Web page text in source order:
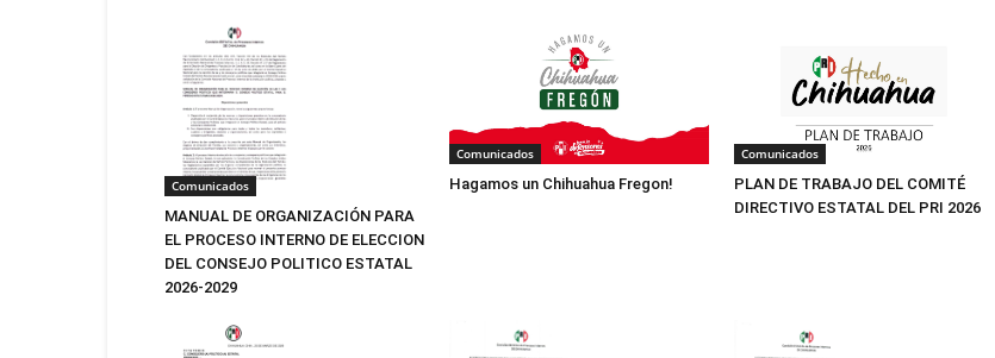
Comunicados
MANUAL DE ORGANIZACIÓN PARA
EL PROCESO INTERNO DE ELECCION
DEL CONSEJO POLITICO ESTATAL
2026-2029
Comunicados
Hagamos un Chihuahua Fregon!
Comunicados
PLAN DE TRABAJO DEL COMITÉ
DIRECTIVO ESTATAL DEL PRI 2026